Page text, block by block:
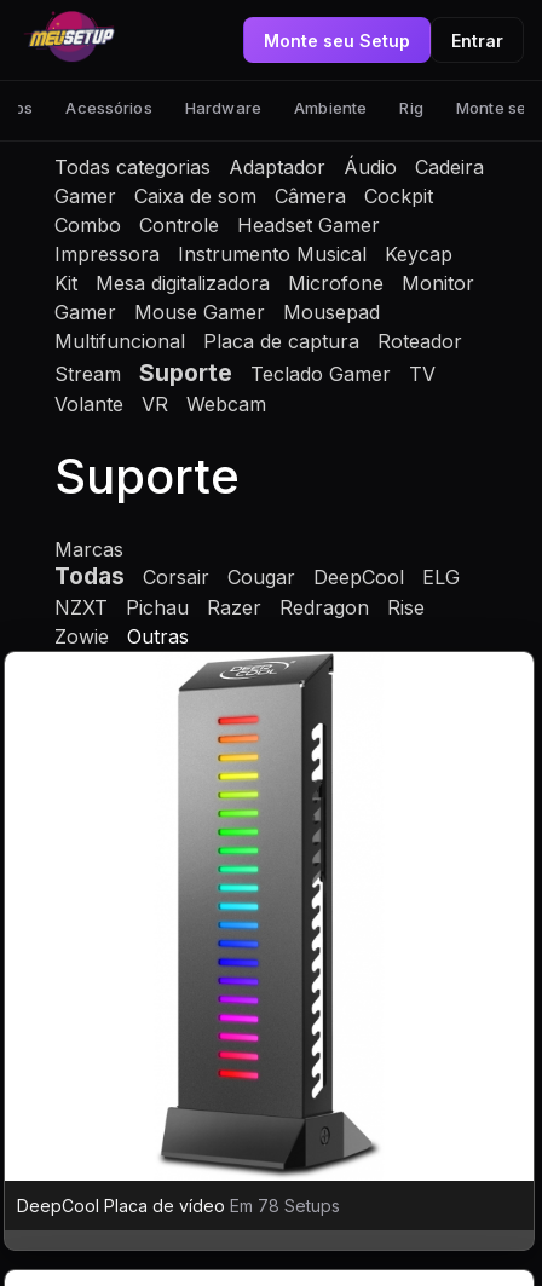
Monte seu Setup Entrar
Acessórios Hardware Ambiente Rig Monte seu
Todas categorias Adaptador Áudio
Cadeira
Gamer
Caixa de som Câmera
Cockpit
Combo
Controle
Headset Gamer
Impressora
Instrumento Musical
Keycap
Kit
Mesa digitalizadora Microfone
Monitor
Gamer
Mouse Gamer
Mousepad
Multifuncional
Placa de captura
Roteador
Stream
Suporte Teclado Gamer
TV
Volante
VR Webcam
Suporte
Marcas
Todas Corsair Cougar DeepCool
ELG
NZXT
Pichau Razer Redragon
Rise
Zowie
Outras
DeepCool Placa de vídeo Em 78 Setups